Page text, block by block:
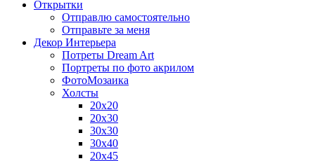
Открытки
Отправлю самостоятельно
Отправьте за меня
Декор Интерьера
Потреты Dream Art
Портреты по фото акрилом
ФотоМозаика
Холсты
20х20
20х30
30х30
30х40
20х45